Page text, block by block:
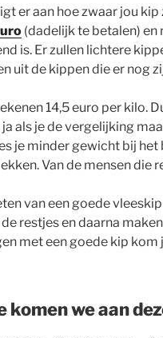
er aan hoe zwaar jou kip
(dadelijk te betalen) en
is. Er zullen lichtere
uit de kippen die er nog
14,5 euro per kilo.
ja als je de vergelijking
je minder gewicht bij het
Van de mensen die
van een goede vleeskip
restjes en daarna
met een goede kip
komen we aan